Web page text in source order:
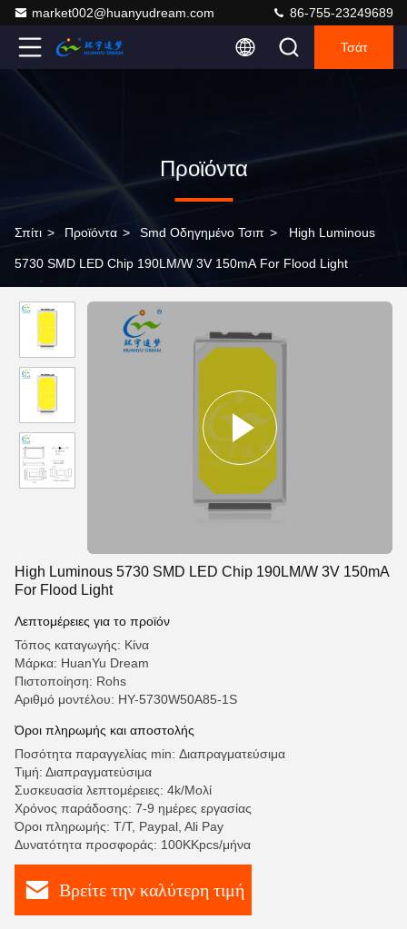
market002@huanyudream.com 86-755-23249689
Τσάτ
Προϊόντα
Σπίτι > Προϊόντα > Smd Οδηγημένο Τσιπ > High Luminous
5730 SMD LED Chip 190LM/W 3V 150mA For Flood Light
High Luminous 5730 SMD LED Chip 190LM/W 3V 150mA
For Flood Light
Λεπτομέρειες για το προϊόν
Τόπος καταγωγής: Κίνα
Μάρκα: HuanYu Dream
Πιστοποίηση: Rohs
Αριθμό μοντέλου: HY-5730W50A85-1S
Όροι πληρωμής και αποστολής
Ποσότητα παραγγελίας min: Διαπραγματεύσιμα
Τιμή: Διαπραγματεύσιμα
Συσκευασία λεπτομέρειες: 4k/Μολί
Χρόνος παράδοσης: 7-9 ημέρες εργασίας
Όροι πληρωμής: T/T, Paypal, Ali Pay
Δυνατότητα προσφοράς: 100KKpcs/μήνα
Βρείτε την καλύτερη τιμή